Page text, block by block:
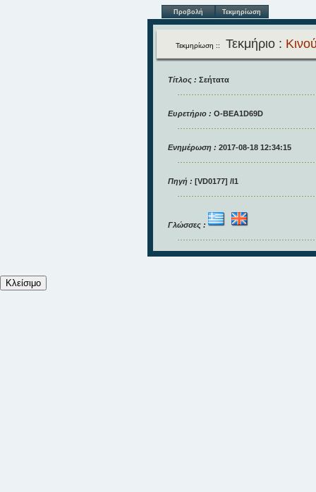
Προβολή Τεκμηρίωση
Τεκμηρίωση :: Τεκμήριο :
Τίτλος : Σεήτατα
Ευρετήριο : O-BEA1D69D
Ενημέρωση : 2017-08-18 12:34:15
Πηγή : [VD0177] /I1
Γλώσσες :